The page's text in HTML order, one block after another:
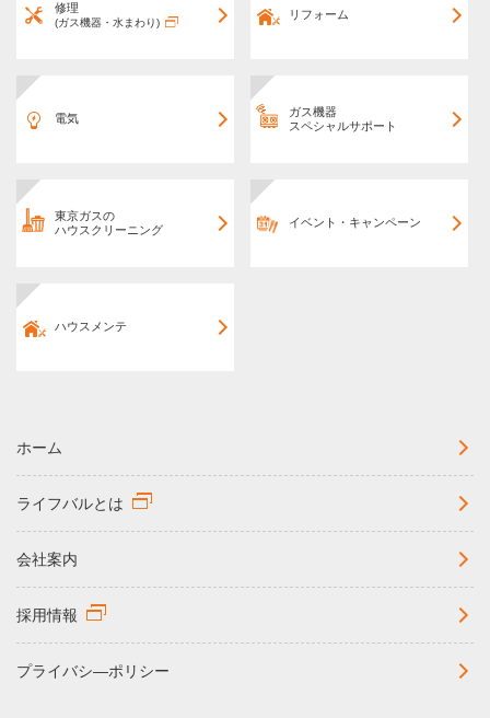
修理
(ガス機器・水まわり)
リフォーム
電気
ガス機器
スペシャルサポート
東京ガスの
ハウスクリーニング
イベント・キャンペーン
ハウスメンテ
ホーム
ライフバルとは
会社案内
採用情報
プライバシ―ポリシー